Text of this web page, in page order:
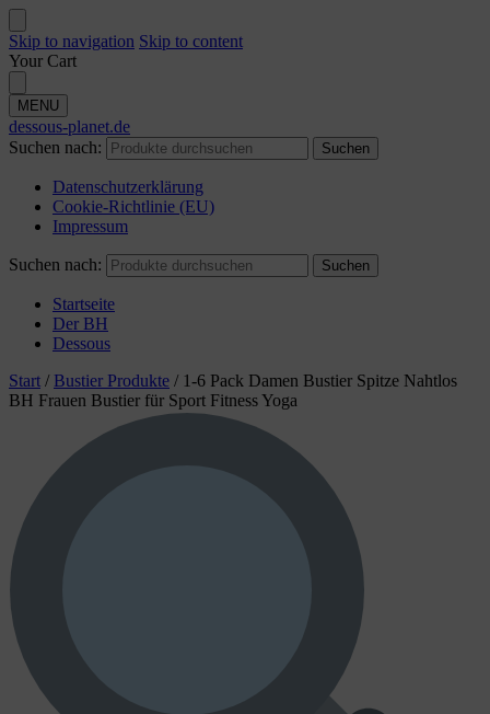
Skip to navigation Skip to content
Your Cart
MENU
dessous-planet.de
Suchen nach:
Suchen
Datenschutzerklärung
Cookie-Richtlinie (EU)
Impressum
Suchen nach: Suchen
Startseite
Der BH
Dessous
Start / Bustier Produkte / 1-6 Pack Damen Bustier Spitze Nahtlos
BH Frauen Bustier für Sport Fitness Yoga